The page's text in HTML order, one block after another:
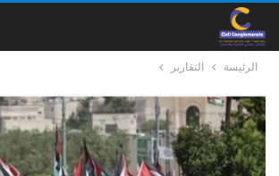
الرئيسة التقارير